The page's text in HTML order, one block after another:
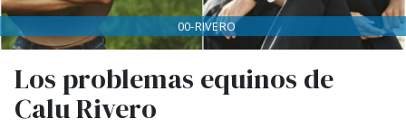
Los problemas equinos de
Calu Rivero
00-RIVERO